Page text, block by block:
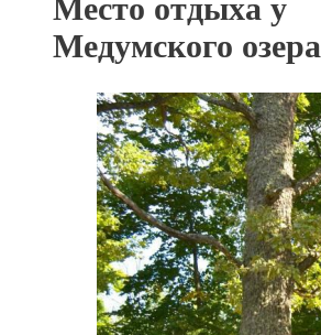
Место отдыха у
Медумского озера